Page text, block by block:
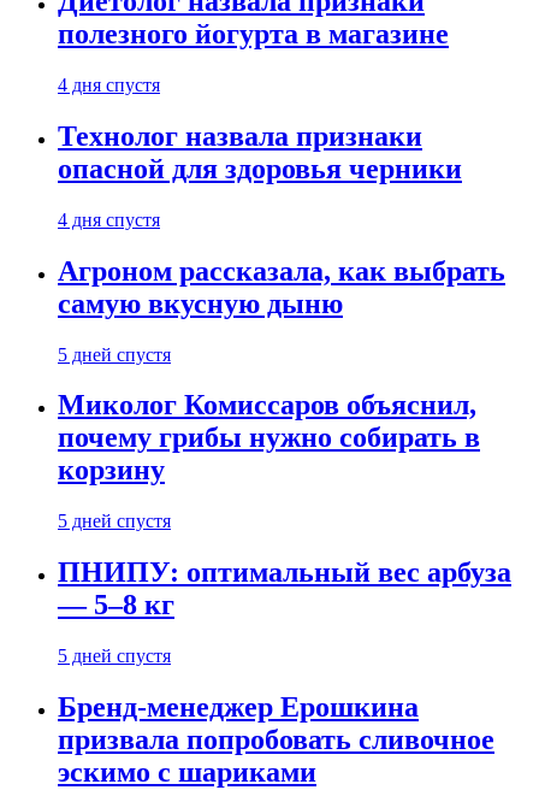
полезного йогурта в магазине
4 дня спустя
Технолог назвала признаки
опасной для здоровья черники
4 дня спустя
Агроном рассказала, как выбрать
самую вкусную дыню
5 дней спустя
Миколог Комиссаров объяснил,
почему грибы нужно собирать в
корзину
5 дней спустя
ПНИПУ: оптимальный вес арбуза
— 5–8 кг
5 дней спустя
Бренд-менеджер Ерошкина
призвала попробовать сливочное
эскимо с шариками